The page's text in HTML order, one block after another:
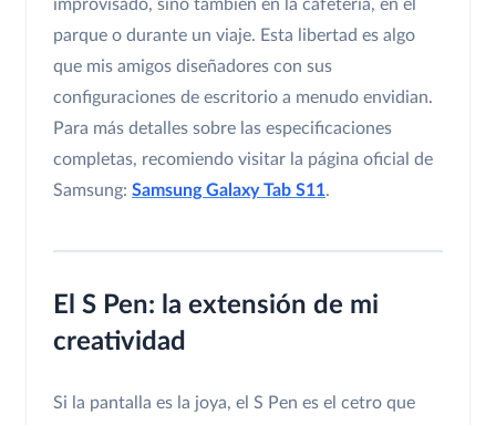
improvisado, sino también en la cafetería, en el
parque o durante un viaje. Esta libertad es algo
que mis amigos diseñadores con sus
configuraciones de escritorio a menudo envidian.
Para más detalles sobre las especificaciones
completas, recomiendo visitar la página oficial de
Samsung: Samsung Galaxy Tab S11.
El S Pen: la extensión de mi
creatividad
Si la pantalla es la joya, el S Pen es el cetro que